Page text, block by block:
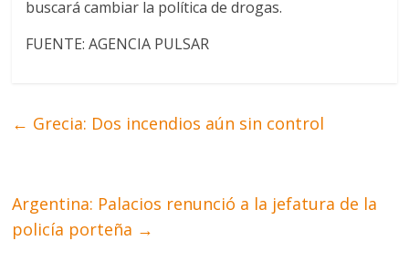
buscará cambiar la política de drogas.
FUENTE: AGENCIA PULSAR
← Grecia: Dos incendios aún sin control
Argentina: Palacios renunció a la jefatura de la
policía porteña →